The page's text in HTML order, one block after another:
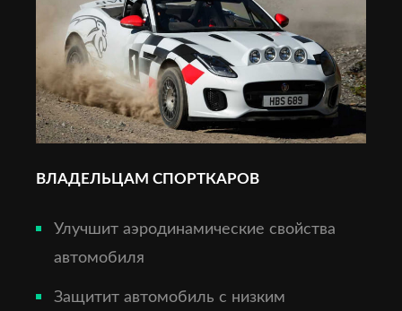
ВЛАДЕЛЬЦАМ СПОРТКАРОВ
Улучшит аэродинамические свойства
автомобиля
Защитит автомобиль с низким